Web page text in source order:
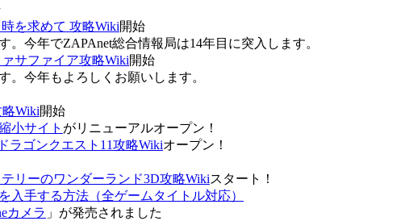
を求めて 攻略Wiki開始
今年でZAPAnet総合情報局は14年目に突入します。
サファイア攻略Wiki開始
今年もよろしくお願いします。
Wiki開始
小サイト がリニューアルオープン！
ドラゴンクエスト11攻略Wikiオープン！
リーのワンダーランド3D攻略Wikiスタート！
入手する方法（全ゲームタイトル対応）
カメラ 」が発売されました